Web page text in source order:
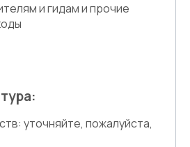
и гидам и прочие
уточняйте, пожалуйста,